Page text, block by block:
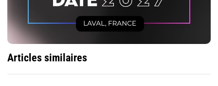
Articles similaires